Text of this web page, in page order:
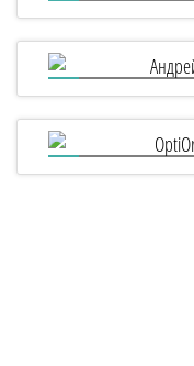
На кубке Яхт-
2019 победил
Андрей
работа в зале
OptiOrange19.